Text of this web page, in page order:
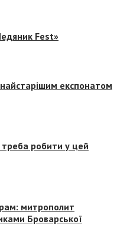
Fest»
експонатом
робити у цей
митрополит
Броварської